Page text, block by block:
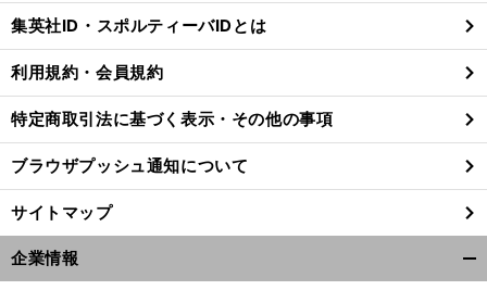
る
集英社ID・スポルティーバIDとは
利用規約・会員規約
特定商取引法に基づく表示・その他の事項
ブラウザプッシュ通知について
サイトマップ
企業情報